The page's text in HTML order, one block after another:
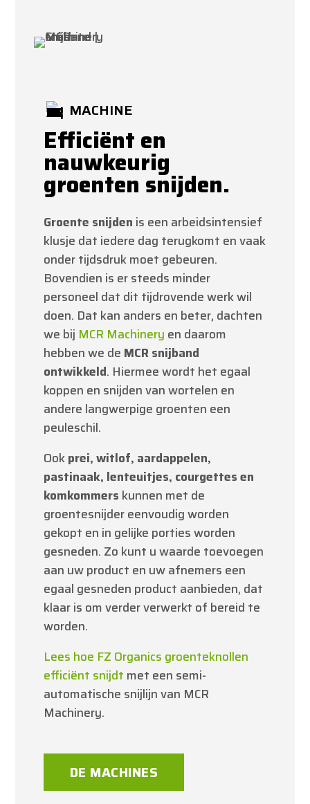
MACHINE
Efficiënt en
nauwkeurig
groenten snijden.
Groente snijden is een arbeidsintensief
klusje dat iedere dag terugkomt en vaak
onder tijdsdruk moet gebeuren.
Bovendien is er steeds minder
personeel dat dit tijdrovende werk wil
doen. Dat kan anders en beter, dachten
we bij MCR Machinery en daarom
hebben we de MCR snijband
ontwikkeld. Hiermee wordt het egaal
koppen en snijden van wortelen en
andere langwerpige groenten een
peuleschil.
Ookprei, witlof, aardappelen,
pastinaak, lenteuitjes, courgettes en
komkommers kunnen met de
groentesnijder eenvoudig worden
gekopt en in gelijke porties worden
gesneden. Zo kunt u waarde toevoegen
aan uw product en uw afnemers een
egaal gesneden product aanbieden, dat
klaar is om verder verwerkt of bereid te
worden.
Lees hoe FZ Organics groenteknollen
efficiënt snijdt met een semi-
automatische snijlijn van MCR
Machinery.
DE MACHINES